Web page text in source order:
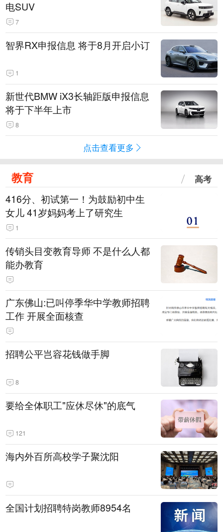
电SUV
7
智界RX申报信息 将于8月开启小订
1
新世代BMW iX3长轴距版申报信息
将于下半年上市
8
点击查看更多
教育 高考
416分、初试第一！为鼓励初中生
女儿 41岁妈妈考上了研究生
1
传销头目变教育导师 不是什么人都
能办教育
广东佛山:已叫停季华中学教师招聘
工作 开展全面核查
招聘公平岂容花钱做手脚
8
要给全体职工"应休尽休"的底气
121
海内外百所高校学子聚沈阳
全国计划招聘特岗教师8954名